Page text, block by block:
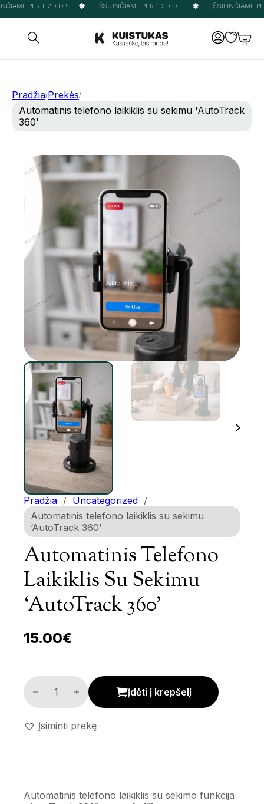
PER 1-2D.D.! IŠSIUNČIAME PER 1-2D.D.! IŠSIUNČIAME
Pradžia/Prekės/
Automatinis telefono laikiklis su sekimu 'AutoTrack
360'
Pradžia / Uncategorized /
Automatinis telefono laikiklis su sekimu
‘AutoTrack 360’
Automatinis Telefono
Laikiklis Su Sekimu
‘AutoTrack 360’
15.00€
Automatinis telefono laikiklis su sekimu 'AutoTrack
Įdėti į krepšelį
Įsiminti prekę
Automatinis telefono laikiklis su sekimo funkcija